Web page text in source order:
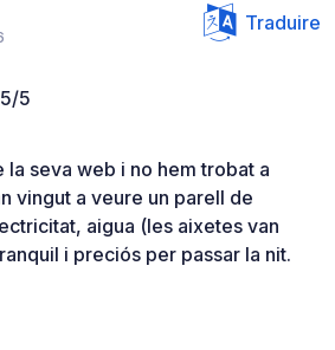
Traduire
5/5
la seva web i no hem trobat a
vingut a veure un parell de
aigua (les aixetes van
i preciós per passar la nit.